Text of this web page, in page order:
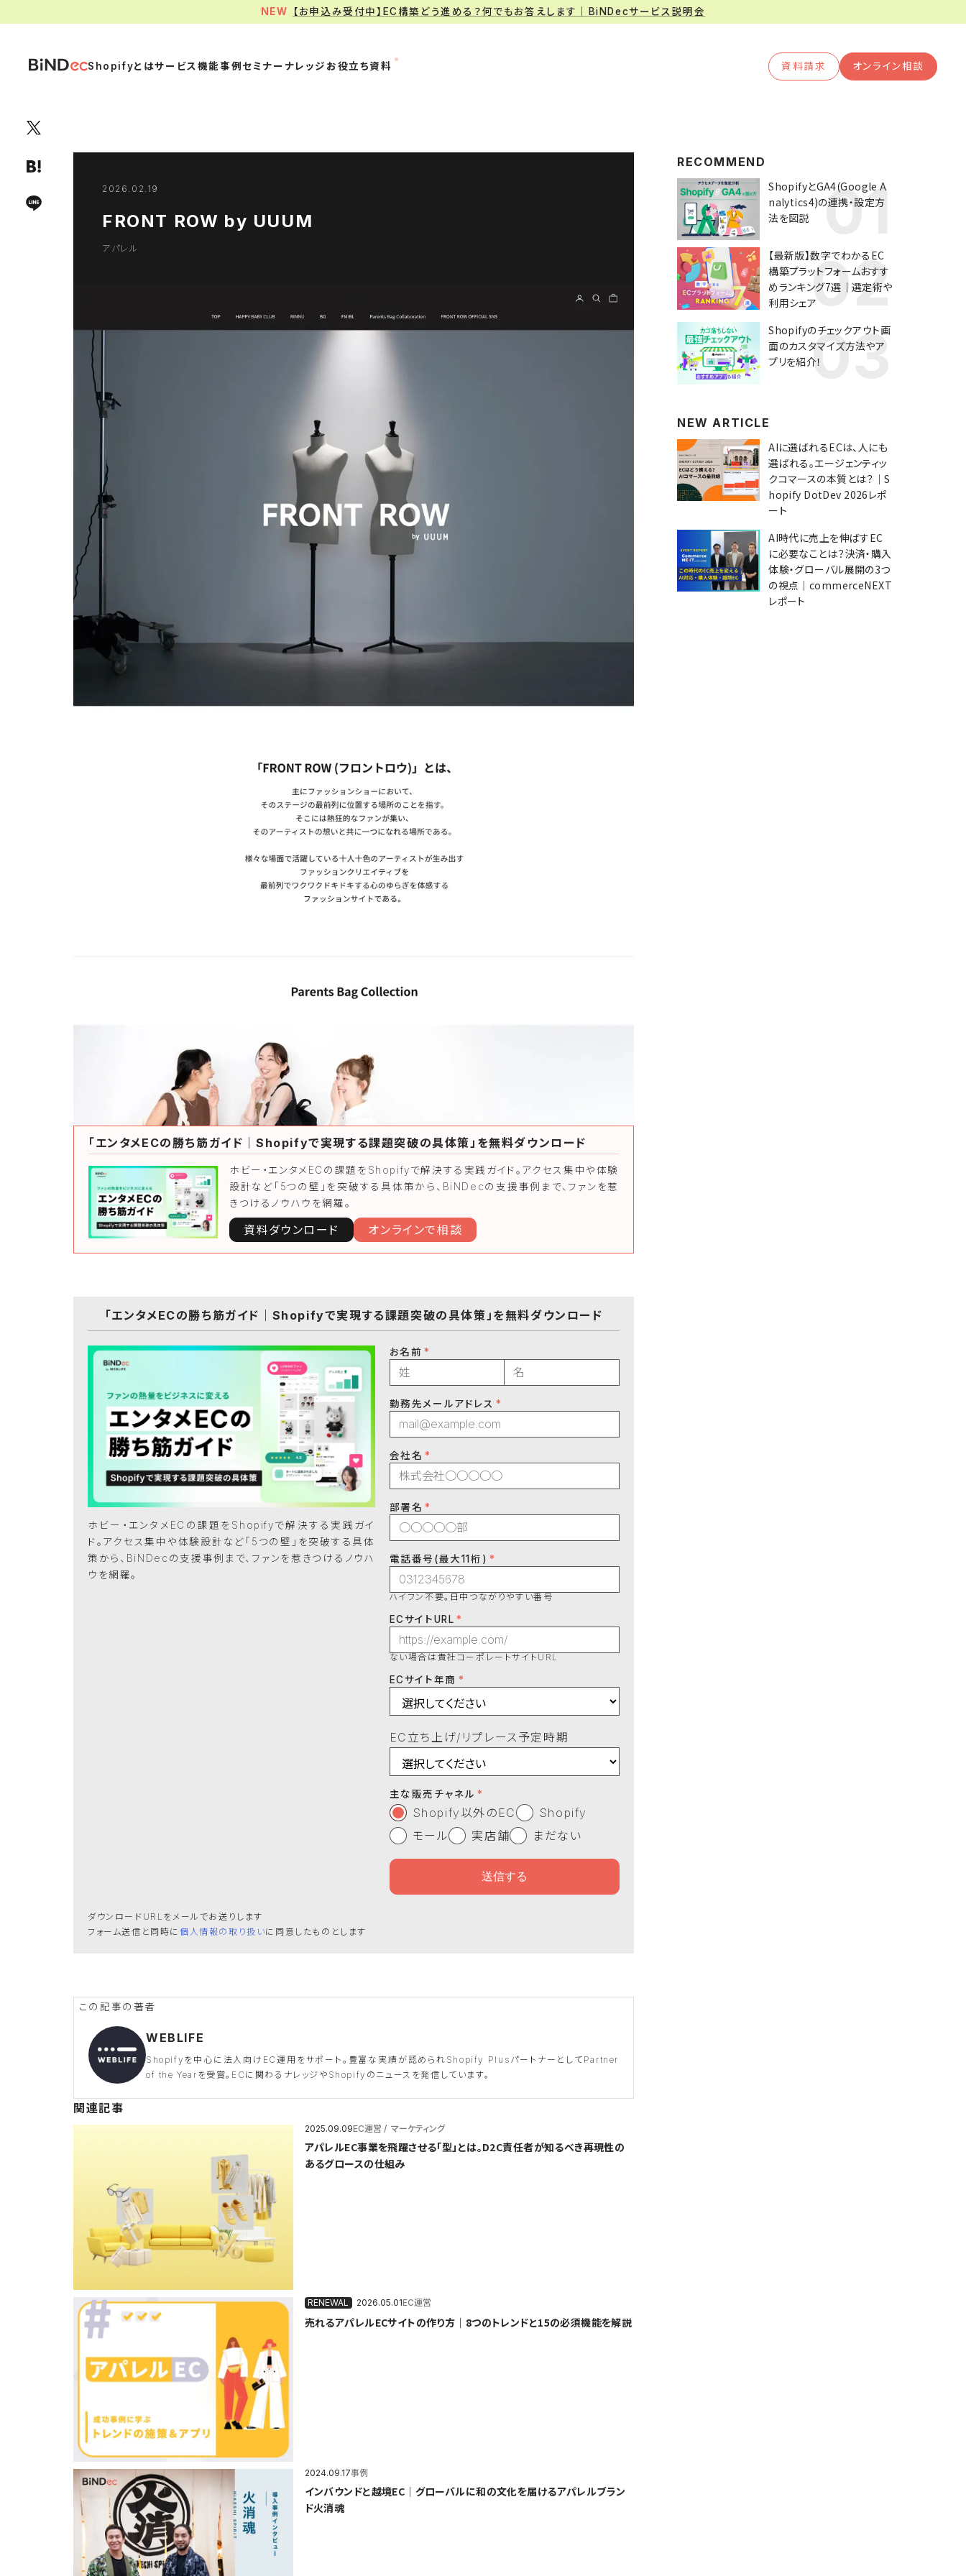
【お申込み受付中】EC構築どう進める？何でもお答えします｜BiNDecサービス説明会
Shopifyとはサービス 機能事例 セミナー ナレッジ お役立ち資料 資料請求 オンライン相談
2026.02.19
FRONT ROW by UUUM
アパレル
「エンタメECの勝ち筋ガイド｜Shopifyで実現する課題突破の具体策」を無料ダウンロード
ホビー・エンタメECの課題をShopifyで解決する実践ガイド。アクセス集中や体験
設計など「5つの壁」を突破する具体策から、BiNDecの支援事例まで、ファンを惹
きつけるノウハウを網羅。
資料ダウンロード オンラインで相談
「エンタメECの勝ち筋ガイド｜Shopifyで実現する課題突破の具体策」を無料ダウンロード
ホビー・エンタメECの課題をShopifyで解決する実践ガイ
ド。アクセス集中や体験設計など「5つの壁」を突破する具体
策から、BiNDecの支援事例まで、ファンを惹きつけるノウハ
ウを網羅。
お名前
勤務先メールアドレス
会社名
部署名
電話番号(最大11桁)
ハイフン不要。日中つながりやすい番号
ECサイトURL
ない場合は貴社コーポレートサイトURL
ECサイト年商
EC立ち上げ/リプレース予定時期
主な販売チャネル
Shopify以外のEC
Shopify
モール
実店舗 まだない
ダウンロードURLをメールでお送りします
フォーム送信と同時に 個人情報の取り扱いに同意したものとします
WEBLIFE
Shopifyを中心に法人向けEC運用をサポート。豊富な実績が認められShopify PlusパートナーとしてPartner
of the Yearを受賞。ECに関わるナレッジやShopifyのニュースを発信しています。
関連記事
2025.09.09EC運営 マーケティング
アパレルEC事業を飛躍させる「型」とは。D2C責任者が知るべき再現性の
あるグロースの仕組み
2026.05.01EC運営
売れるアパレルECサイトの作り方｜8つのトレンドと15の必須機能を解説
2024.09.17事例
インバウンドと越境EC｜グローバルに和の文化を届けるアパレルブラン
ド火消魂
RECOMMEND
ShopifyとGA4(Google A
nalytics4)の連携・設定方
法を図説
【最新版】数字でわかるEC
構築プラットフォームおすす
めランキング7選｜選定術や
利用シェア
Shopifyのチェックアウト画
面のカスタマイズ方法やア
プリを紹介！
NEW ARTICLE
AIに選ばれるECは、人にも
選ばれる。エージェンティッ
クコマースの本質とは？｜S
hopify DotDev 2026レポ
ート
AI時代に売上を伸ばすEC
に必要なことは？決済・購入
体験・グローバル展開の3つ
の視点｜commerceNEXT
レポート